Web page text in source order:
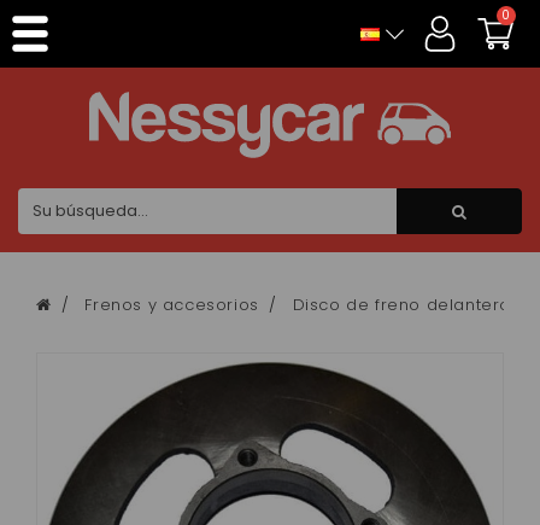
0
Frenos y accesorios Disco de freno delantero
Panel de gestión de cookies